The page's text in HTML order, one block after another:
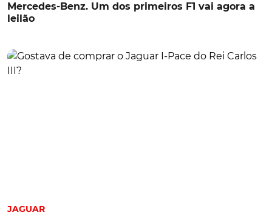
Mercedes-Benz. Um dos primeiros F1 vai agora a
leilão
JAGUAR